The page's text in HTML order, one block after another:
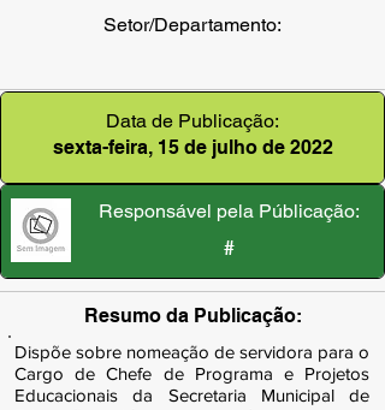
Setor/Departamento:
Data de Publicação:
sexta-feira, 15 de julho de 2022
Responsável pela Públicação:
#
Resumo da Publicação:
Dispõe sobre nomeação de servidora para o
Cargo de Chefe de Programa e Projetos
Educacionais da Secretaria Municipal de